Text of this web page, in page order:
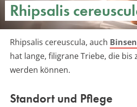
Rhipsalis
Rhipsalis cereuscula, auch
hat lange, filigrane Triebe, die bis
werden können.
Standort und Pflege